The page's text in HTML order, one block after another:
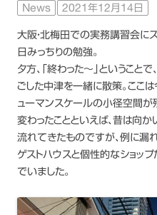
News 2021年12月14日
大阪・北梅田での実務講習会に
日みっちりの勉強。
夕方、「終わった〜」というこ
ごした中津を一緒に散策。ここ
ューマンスケールの小径空間が
変わったことといえば、昔は向
流れてきたものですが、例に漏
ゲストハウスと個性的なショッ
でいました。